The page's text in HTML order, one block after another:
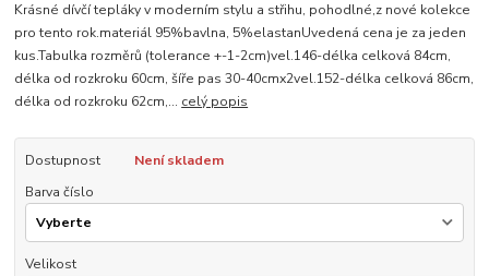
Krásné dívčí tepláky v moderním stylu a střihu, pohodlné,z nové kolekce
pro tento rok.materiál 95%bavlna, 5%elastanUvedená cena je za jeden
kus.Tabulka rozměrů (tolerance +-1-2cm)vel.146-délka celková 84cm,
délka od rozkroku 60cm, šíře pas 30-40cmx2vel.152-délka celková 86cm,
délka od rozkroku 62cm,... celý popis
Dostupnost
Není skladem
Barva číslo
Velikost